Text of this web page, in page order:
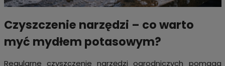
Czyszczenie narzędzi – co warto
myć mydłem potasowym?
Regularne czyszczenie narzędzi ogrodniczych pomaga